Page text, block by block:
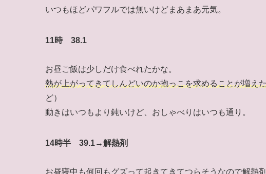
いつもほどパワフルでは無いけどまあまあ元気。
11時 38.1
お昼ご飯は少しだけ食べれたかな。
熱が上がってきてしんどいのか抱っこを求めることが増え
ど）
動きはいつもより鈍いけど、おしゃべりはいつも通り。
14時半 39.1→解熱剤
お昼寝中も何回もグズって起きてきてつらそうなので解熱剤